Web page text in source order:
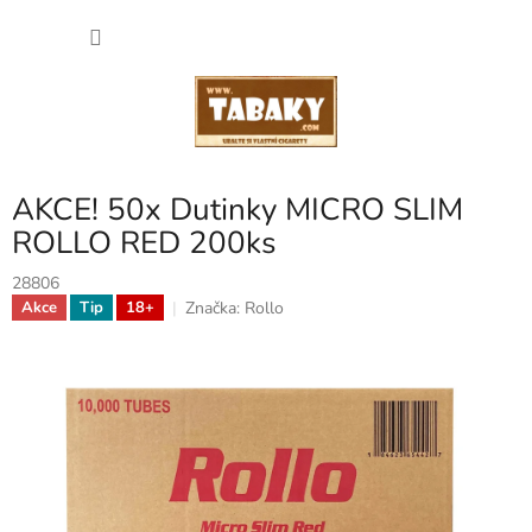
AKCE! 50x Dutinky MICRO SLIM
ROLLO RED 200ks
28806
Akce Tip 18+ Značka: Rollo